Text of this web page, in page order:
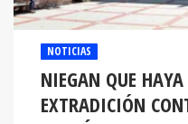
NOTICIAS
NIEGAN QUE HAYA
EXTRADICIÓN
HERNÁNDEZ